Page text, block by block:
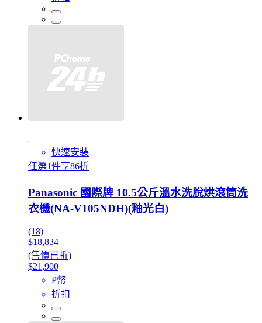
快速安裝
任選1件享86折
Panasonic 國際牌 10.5公斤溫水洗脫烘滾筒洗
衣機(NA-V105NDH)(釉光白)
(18)
$18,834
(售價已折)
$21,900
P幣
折扣